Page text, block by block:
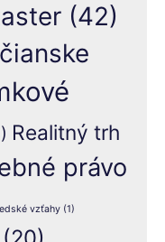
(42)
Realitný trh
právo
vzťahy (1)